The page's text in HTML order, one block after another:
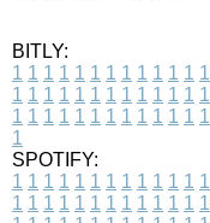
BITLY:
1 1 1 1 1 1 1 1 1 1 1 1 1
1 1 1 1 1 1 1 1 1 1 1 1 1
1 1 1 1 1 1 1 1 1 1 1 1 1
1
SPOTIFY:
1 1 1 1 1 1 1 1 1 1 1 1 1
1 1 1 1 1 1 1 1 1 1 1 1 1